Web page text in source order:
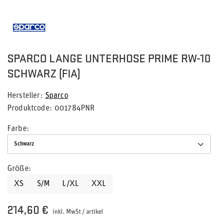
SPARCO LANGE UNTERHOSE PRIME RW-10
SCHWARZ (FIA)
Hersteller
Sparco
Produktcode
001784PNR
Farbe
Schwarz
Größe
XS
S/M L/XL XXL
214,60 € inkl. MwSt / artikel